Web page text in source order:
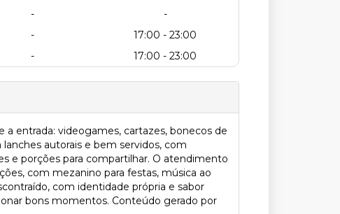
-
-
-
17:00 - 23:00
- 17:00 - 23:00
entrada: videogames, cartazes, bonecos de
autorais e bem servidos, com
e porções para compartilhar. O atendimento
com mezanino para festas, música ao
com identidade própria e sabor
bons momentos. Conteúdo gerado por